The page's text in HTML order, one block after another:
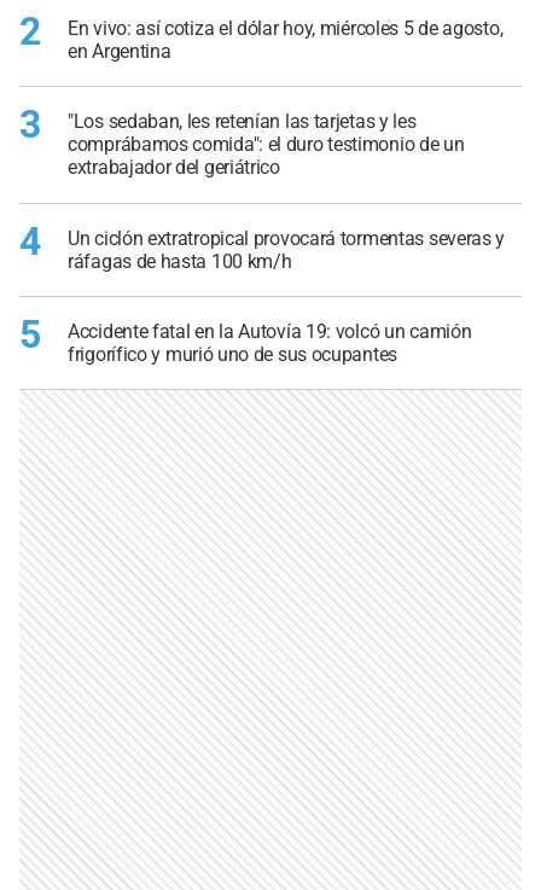
2
En vivo: así cotiza el dólar hoy, miércoles 5 de agosto,
en Argentina
3
"Los sedaban, les retenían las tarjetas y les
comprábamos comida": el duro testimonio de un
extrabajador del geriátrico
4
Un ciclón extratropical provocará tormentas severas y
ráfagas de hasta 100 km/h
5
Accidente fatal en la Autovía 19: volcó un camión
frigorífico y murió uno de sus ocupantes